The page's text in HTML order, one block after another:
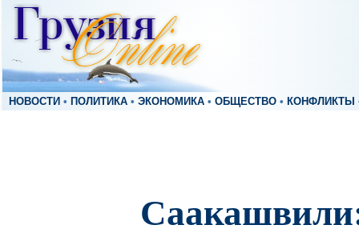
НОВОСТИ • ПОЛИТИКА • ЭКОНОМИКА • ОБЩЕСТВО • КОНФЛИКТЫ